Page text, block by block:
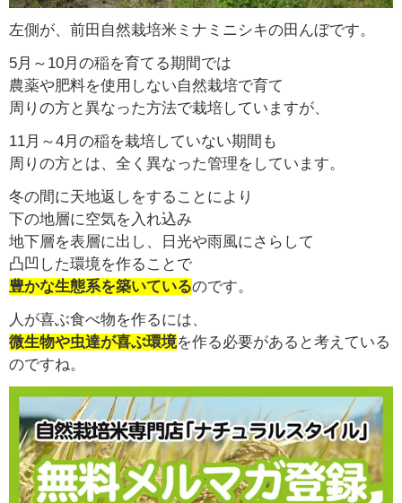
左側が、前田自然栽培米ミナミニシキの田んぼです。
5月～10月の稲を育てる期間では
農薬や肥料を使用しない自然栽培で育て
周りの方と異なった方法で栽培していますが、
11月～4月の稲を栽培していない期間も
周りの方とは、全く異なった管理をしています。
冬の間に天地返しをすることにより
下の地層に空気を入れ込み
地下層を表層に出し、日光や雨風にさらして
凸凹した環境を作ることで
豊かな生態系を築いているのです。
人が喜ぶ食べ物を作るには、
微生物や虫達が喜ぶ環境を作る必要があると考えている
のですね。